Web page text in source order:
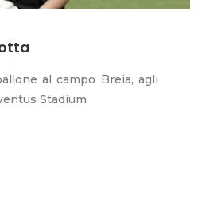
al campo Breia, agli
Stadium